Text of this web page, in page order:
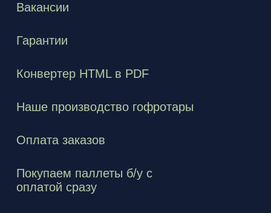
Вакансии
Гарантии
Конвертер HTML в PDF
Наше производство гофротары
Оплата заказов
Покупаем паллеты б/у с
оплатой сразу